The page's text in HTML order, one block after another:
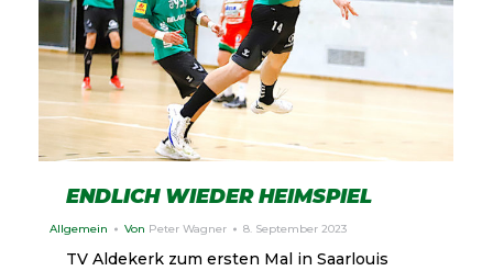
ENDLICH WIEDER HEIMSPIEL
Allgemein Von Peter Wagner 8. September 2023
TV Aldekerk zum ersten Mal in Saarlouis